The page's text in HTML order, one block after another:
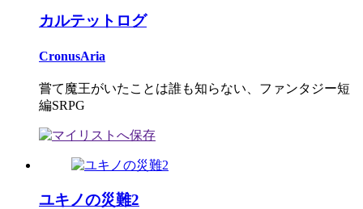
カルテットログ
CronusAria
嘗て魔王がいたことは誰も知らない、ファンタジー短
編SRPG
ユキノの災難2